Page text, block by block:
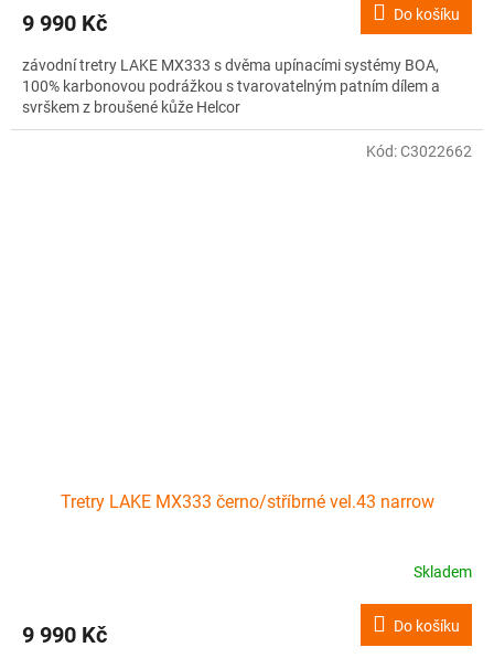
9 990 Kč Do košíku
závodní tretry LAKE MX333 s dvěma upínacími systémy BOA,
100% karbonovou podrážkou s tvarovatelným patním dílem a
svrškem z broušené kůže Helcor
Tretry LAKE MX333 černo/stříbrné vel.43 narrow
Skladem
9 990 Kč Do košíku
Kód:C3022662